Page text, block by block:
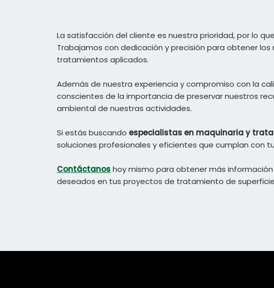
La satisfacción del cliente es nuestra prioridad, por lo
Trabajamos con dedicación y precisión para obtener
tratamientos aplicados.
Además de nuestra experiencia y compromiso con la
conscientes de la importancia de preservar nuestros
ambiental de nuestras actividades.
Si estás buscando especialistas en maquinaria y
soluciones profesionales y eficientes que cumplan con
Contáctanoshoy mismo para obtener más
deseados en tus proyectos de tratamiento de